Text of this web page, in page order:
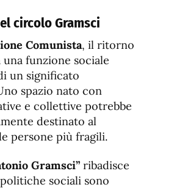
circolo Gramsci
Comunista, il ritorno
una funzione sociale
un significato
spazio nato con
e collettive potrebbe
destinato al
persone più fragili.
Gramsci” ribadisce
sociali sono